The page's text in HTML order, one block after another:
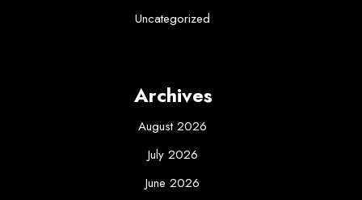
Uncategorized
Archives
August 2026
July 2026
June 2026